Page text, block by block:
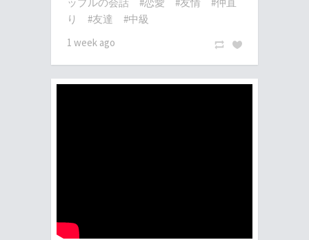
り
#友達
#中級
1 week ago